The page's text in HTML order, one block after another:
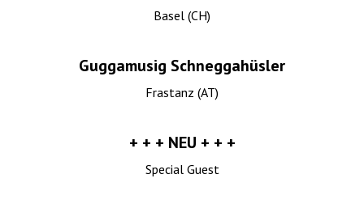
Basel (CH)
Guggamusig Schneggahüsler
Frastanz (AT)
+ + + NEU + + +
Special Guest